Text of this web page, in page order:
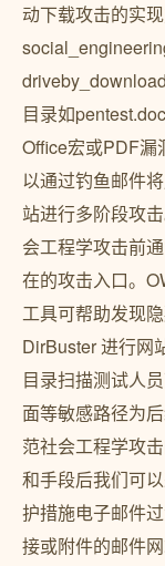
动下载攻击的实
目录如
Office宏或PDF漏
以通过钓鱼邮件
站进行多阶段攻
会工程学攻击前
在的攻击入口。
工具可帮助发现
DirBuster 进行网
目录扫描测试人
面等敏感路径为
范社会工程学攻
和手段后我们可
护措施电子邮件
接或附件的邮件